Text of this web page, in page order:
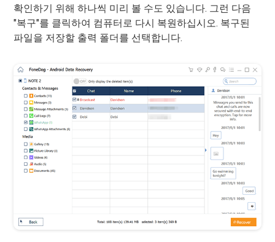
확인하기 위해 하나씩 미리 볼 수도 있습니다. 그런 다음
"복구"를 클릭하여 컴퓨터로 다시 복원하십시오. 복구된
파일을 저장할 출력 폴더를 선택합니다.